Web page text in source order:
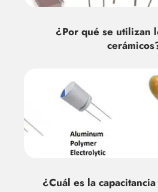
¿Por qué se utilizan
¿Cuál es la